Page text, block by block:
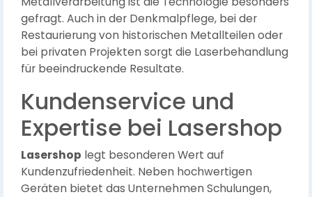
gefragt. Auch in der Denkmalpflege, bei der
Restaurierung von historischen Metallteilen oder
bei privaten Projekten sorgt die Laserbehandlung
für beeindruckende Resultate.
Kundenservice und
Expertise bei Lasershop
Lasershop legt besonderen Wert auf
Kundenzufriedenheit. Neben hochwertigen
Geräten bietet das Unternehmen Schulungen,